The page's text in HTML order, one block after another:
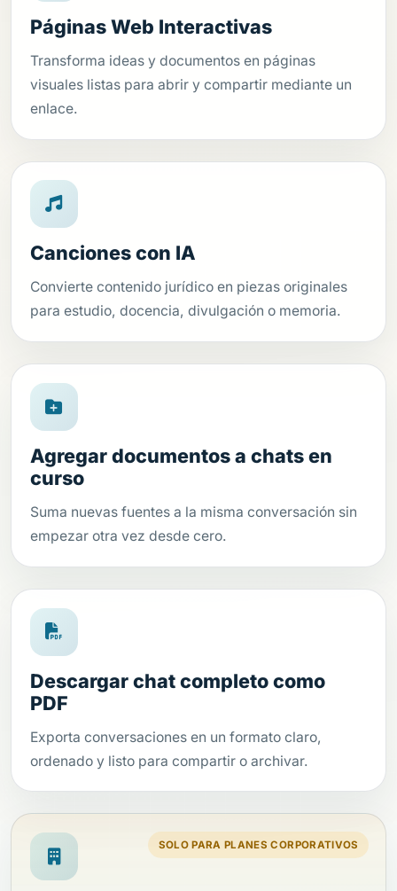
Páginas Web Interactivas
Transforma ideas y documentos en páginas
visuales listas para abrir y compartir mediante un
enlace.
Canciones con IA
Convierte contenido jurídico en piezas originales
para estudio, docencia, divulgación o memoria.
Agregar documentos a chats en
curso
Suma nuevas fuentes a la misma conversación sin
empezar otra vez desde cero.
Descargar chat completo como
PDF
Exporta conversaciones en un formato claro,
ordenado y listo para compartir o archivar.
SOLO PARA PLANES CORPORATIVOS